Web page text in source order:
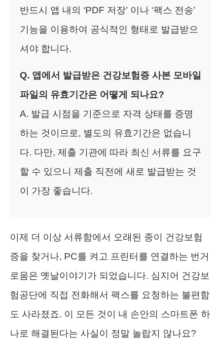
반드시 앱 내의 ‘PDF 저장’ 이나 ‘팩스 전송’
기능을 이용하여 공식적인 형태로 발급받으
셔야 합니다.
Q. 앱에서 발급받은 건강보험증 사본 모바일
파일의 유효기간은 어떻게 되나요?
A. 발급 시점을 기준으로 자격 상태를 증명
하는 것이므로, 별도의 유효기간은 없습니
다. 다만, 제출 기관에 따라 최신 서류를 요구
할 수 있으니 제출 직전에 새로 발급받는 것
이 가장 좋습니다.
이제 더 이상 서류함에서 오래된 종이 건강보험
증을 찾거나, PC를 켜고 프린터를 연결하는 번거
로움은 옛날이야기가 되었습니다. 심지어 건강보
험공단에 직접 전화해서 팩스를 요청하는 불편함
도 사라졌죠. 이 모든 것이 내 손안의 스마트폰 하
나로 해결된다는 사실이 정말 놀랍지 않나요?